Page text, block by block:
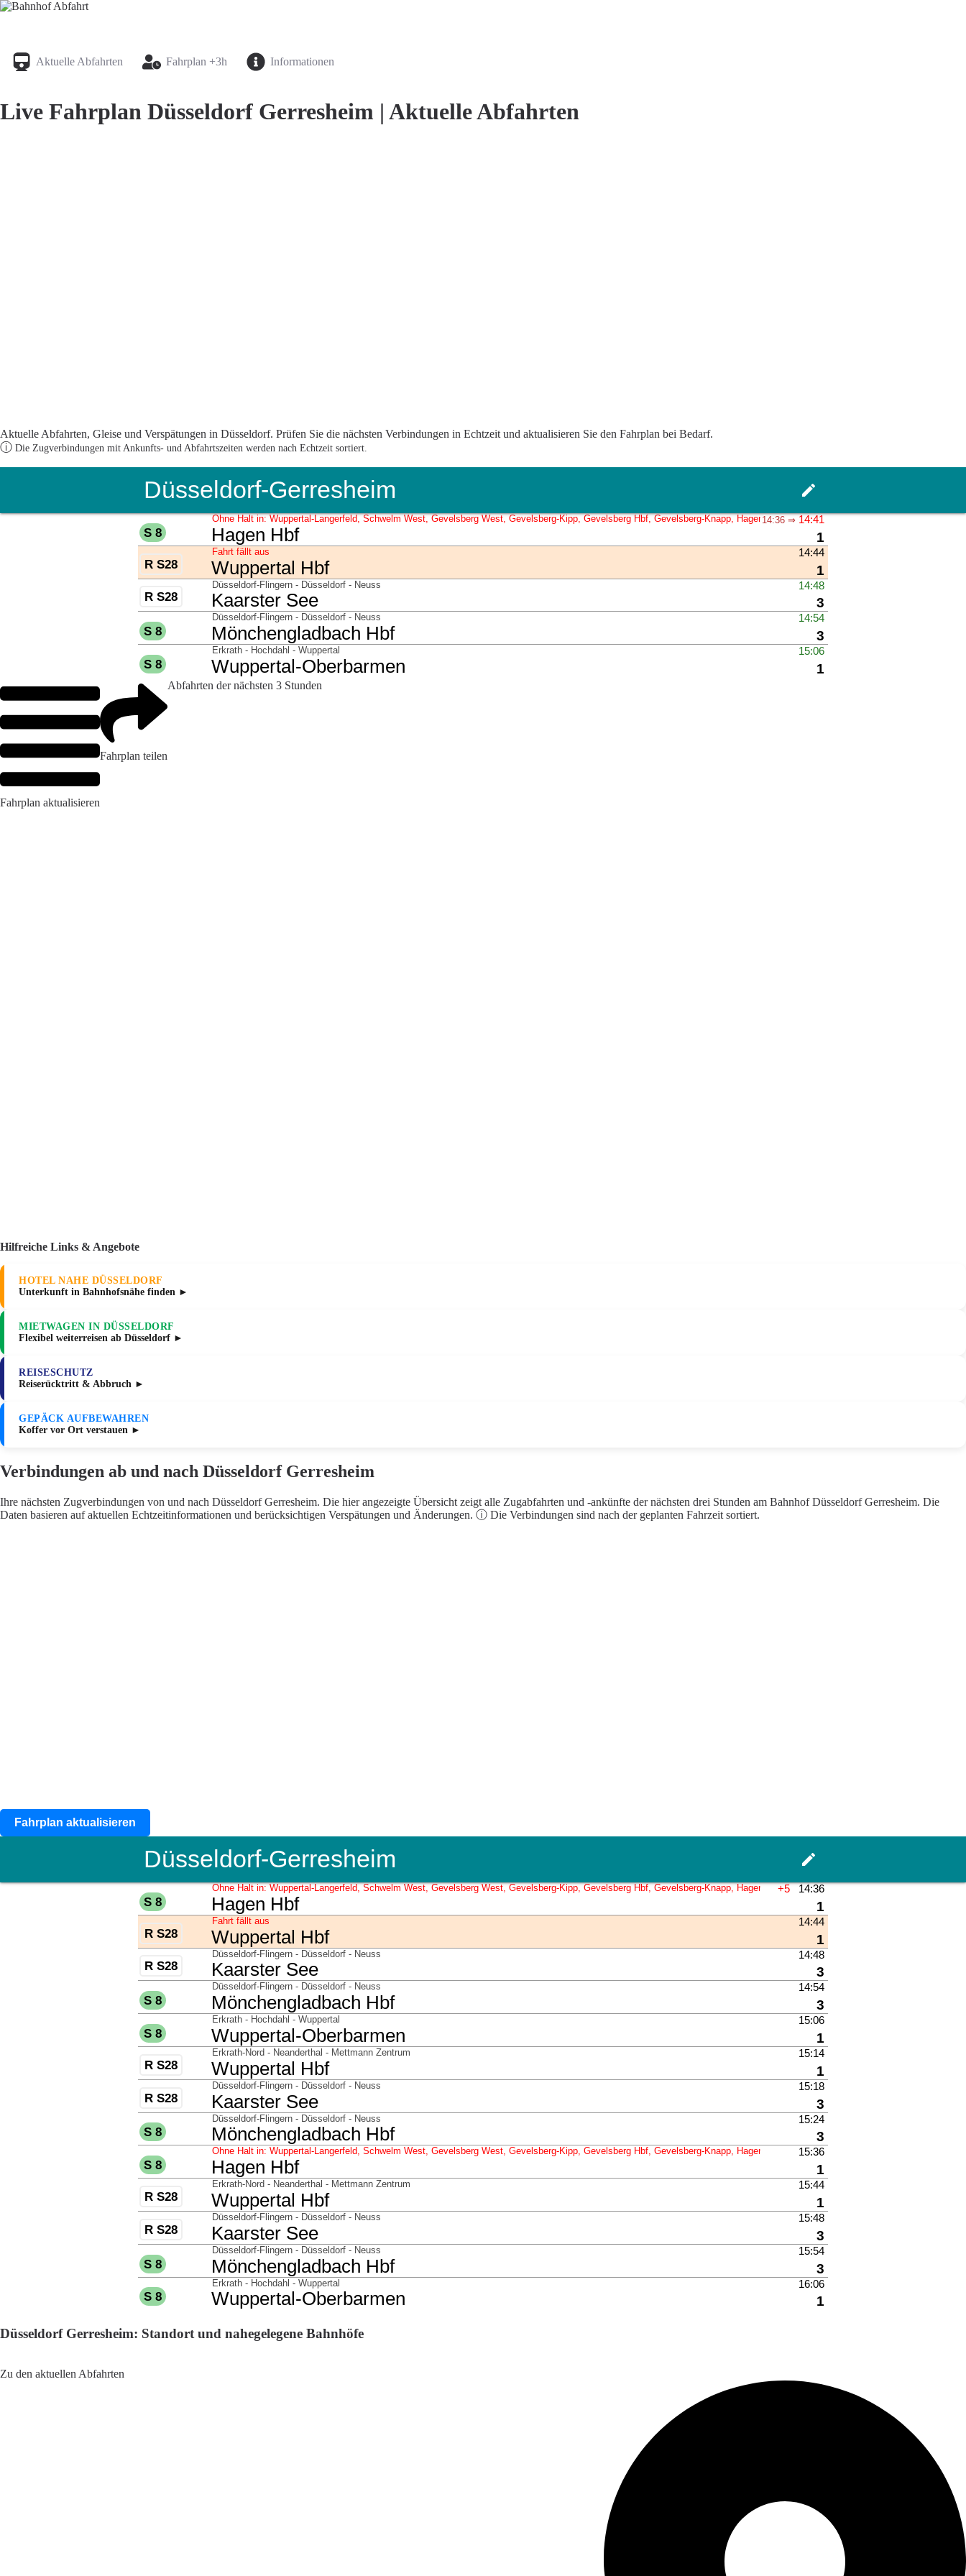
Aktuelle Abfahrten Fahrplan +3h Informationen
Live Fahrplan Düsseldorf Gerresheim | Aktuelle Abfahrten
Aktuelle Abfahrten, Gleise und Verspätungen in Düsseldorf. Prüfen Sie die nächsten Verbindungen in Echtzeit und aktualisieren Sie den Fahrplan bei Bedarf.
ⓘ Die Zugverbindungen mit Ankunfts- und Abfahrtszeiten werden nach Echtzeit sortiert.
Fahrplan aktualisieren
Fahrplan teilen
Abfahrten der nächsten 3 Stunden
Hilfreiche Links & Angebote
HOTEL NAHE DÜSSELDORF
Unterkunft in Bahnhofsnähe finden ►
MIETWAGEN IN DÜSSELDORF
Flexibel weiterreisen ab Düsseldorf ►
REISESCHUTZ
Reiserücktritt & Abbruch ►
GEPÄCK AUFBEWAHREN
Koffer vor Ort verstauen ►
Verbindungen ab und nach Düsseldorf Gerresheim
Ihre nächsten Zugverbindungen von und nach Düsseldorf Gerresheim. Die hier angezeigte Übersicht zeigt alle Zugabfahrten und -ankünfte der nächsten drei Stunden am Bahnhof Düsseldorf Gerresheim. Die
Daten basieren auf aktuellen Echtzeitinformationen und berücksichtigen Verspätungen und Änderungen. ⓘ Die Verbindungen sind nach der geplanten Fahrzeit sortiert.
Fahrplan aktualisieren
Düsseldorf Gerresheim: Standort und nahegelegene Bahnhöfe
Zu den aktuellen Abfahrten